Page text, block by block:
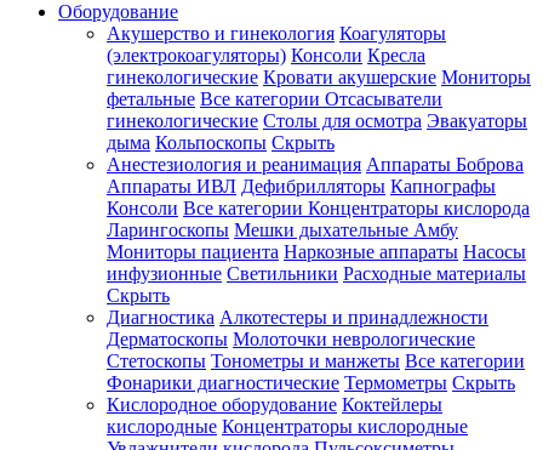
Оборудование
Акушерство и гинекология Коагуляторы
(электрокоагуляторы) Консоли Кресла
гинекологические Кровати акушерские Мониторы
фетальные Все категории Отсасыватели
гинекологические Столы для осмотра Эвакуаторы
дыма Кольпоскопы Скрыть
Анестезиология и реанимация Аппараты Боброва
Аппараты ИВЛ Дефибрилляторы Капнографы
Консоли Все категории Концентраторы кислорода
Ларингоскопы Мешки дыхательные Амбу
Мониторы пациента Наркозные аппараты Насосы
инфузионные Светильники Расходные материалы
Скрыть
Диагностика Алкотестеры и принадлежности
Дерматоскопы Молоточки неврологические
Стетоскопы Тонометры и манжеты Все категории
Фонарики диагностические Термометры Скрыть
Кислородное оборудование Коктейлеры
кислородные Концентраторы кислородные